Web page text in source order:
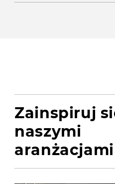
Zainspiruj
naszymi
aranżacjami